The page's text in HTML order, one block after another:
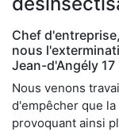
Chef
nous
Jean-d'Angély 17
Nous venons
d'empêcher que
provoquant ainsi